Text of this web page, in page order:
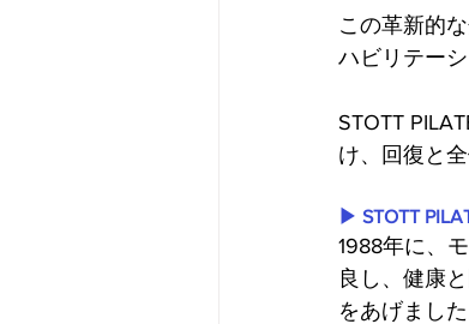
この革新的
ハビリテー
STOTT
け、回復と
▶︎ STOTT
1988年に、
良し、健康
をあげました